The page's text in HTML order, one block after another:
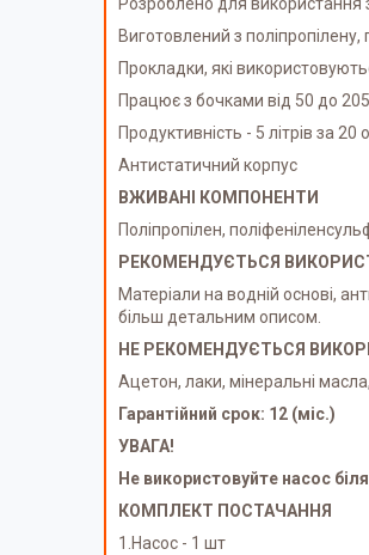
Розроблено для використання
Виготовлений з
Прокладки, які
Працює з бочками від 50 до 205
Продуктивність - 5 літрів за 20
Антистатичний корпус
ВЖИВАНІ КОМПОНЕНТИ
Поліпропілен,
РЕКОМЕНДУЄТЬСЯ
Матеріали на водній основі,
більш детальним описом.
НЕ РЕКОМЕНДУЄТЬСЯ
Ацетон, лаки, мінеральні
Гарантійний срок: 12 (міс.)
УВАГА!
Не використовуйте насос
КОМПЛЕКТ ПОСТАЧАННЯ
1.Насос - 1 шт